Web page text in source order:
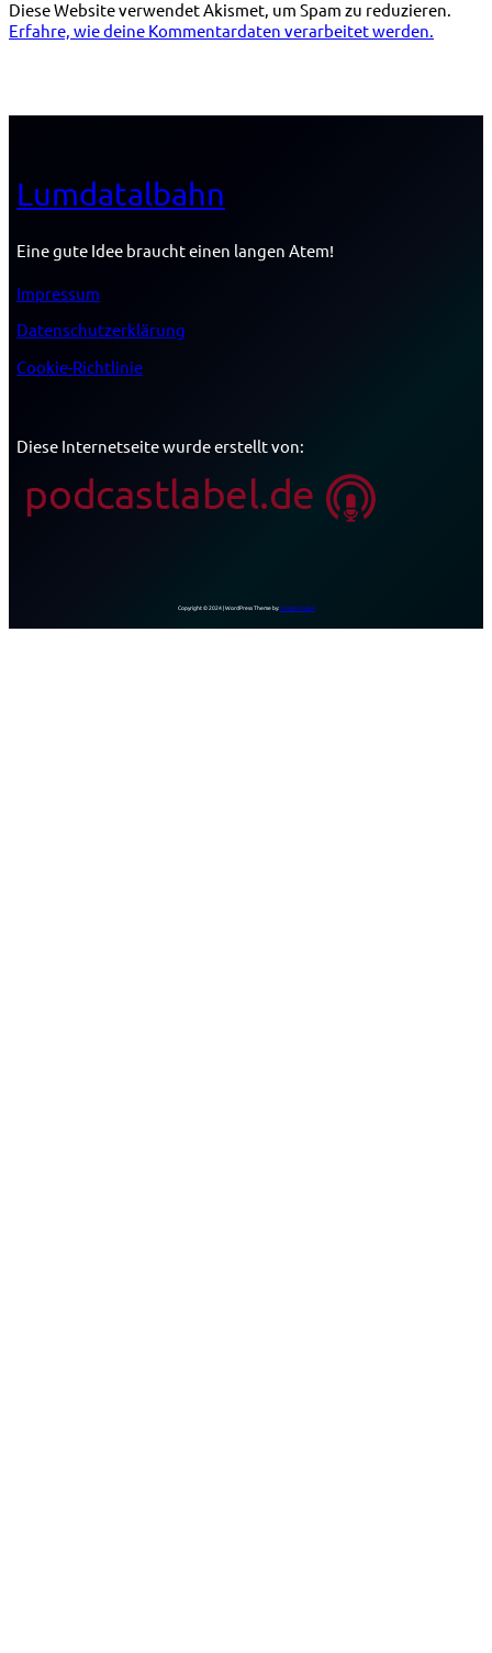
Diese Website verwendet Akismet, um Spam zu reduzieren.
Erfahre, wie deine Kommentardaten verarbeitet werden.
Lumdatalbahn
Eine gute Idee braucht einen langen Atem!
Impressum
Datenschutzerklärung
Cookie-Richtlinie
Diese Internetseite wurde erstellt von:
Copyright © 2024 | WordPress Theme by:Dezign Digital